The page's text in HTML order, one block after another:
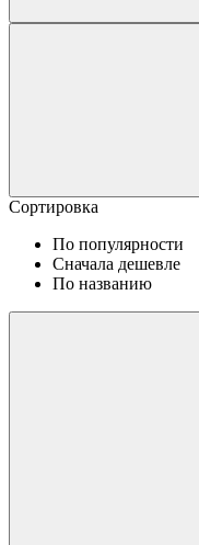
Сортировка
По популярности
Сначала дешевле
По названию